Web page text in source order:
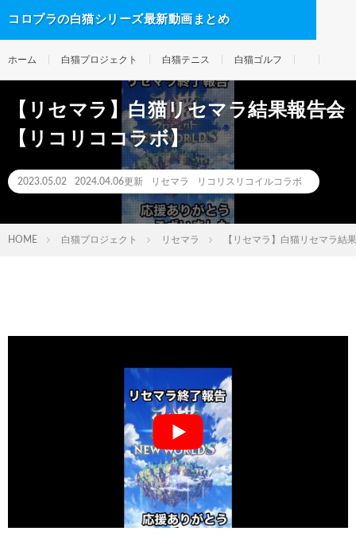
コロプラの白猫シリーズ最新動画まとめ
ホーム 白猫プロジェクト 白猫テニス 白猫ゴルフ
【リセマラ】白猫リセマラ結果報告会
【リコリココラボ】
2023.05.02 2024.04.06更新 リセマラ リコリスリコイルコラボ
HOME 白猫プロジェクト リセマラ 【リセマラ】白猫リセマラ結